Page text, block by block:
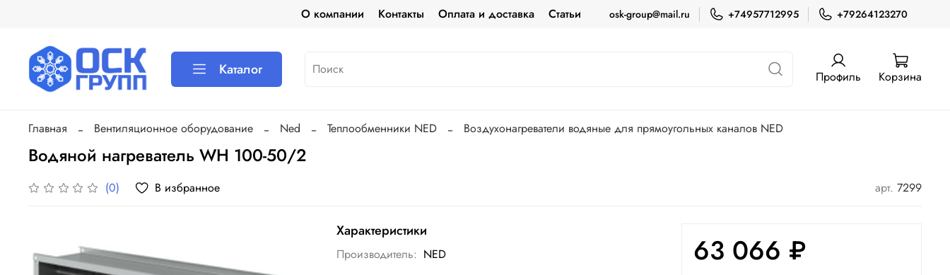
О компании Контакты Оплата и доставка Статьи osk-group@mail.ru +74957712995 +79264123270
Каталог Профиль Корзина
Главная Вентиляционное оборудование Ned Теплообменники NED Воздухонагреватели водяные для прямоугольных каналов NED
Водяной нагреватель WH 100-50/2
(0) В избранное арт. 7299
Характеристики
Производитель: NED 63 066 ₽